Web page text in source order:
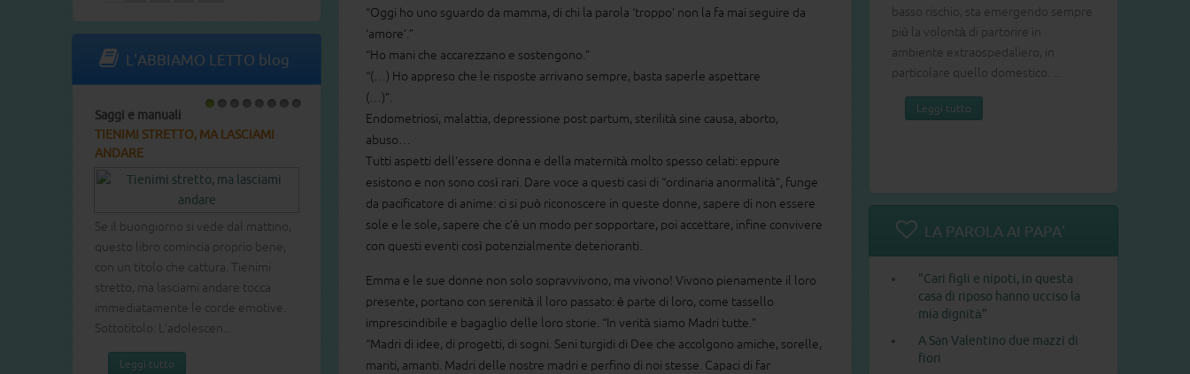
“Oggi ho uno sguardo da mamma, di chi la parola ‘troppo’ non la fa mai seguire da
‘amore’.”
“Ho mani che accarezzano e sostengono.”
“(…) Ho appreso che le risposte arrivano sempre, basta saperle aspettare
(…)”.
Endometriosi, malattia, depressione post partum, sterilità sine causa, aborto,
abuso…
Tutti aspetti dell’essere donna e della maternità molto spesso celati: eppure
esistono e non sono così rari. Dare voce a questi casi di “ordinaria anormalità”, funge
da pacificatore di anime: ci si può riconoscere in queste donne, sapere di non essere
sole e le sole, sapere che c’è un modo per sopportare, poi accettare, infine convivere
con questi eventi così potenzialmente deterioranti.
Emma e le sue donne non solo sopravvivono, ma vivono! Vivono pienamente il loro
presente, portano con serenità il loro passato: è parte di loro, come tassello
imprescindibile e bagaglio delle loro storie. “In verità siamo Madri tutte.”
“Madri di idee, di progetti, di sogni. Seni turgidi di Dee che accolgono amiche, sorelle,
mariti, amanti. Madri delle nostre madri e perfino di noi stesse. Capaci di far
L'ABBIAMO LETTO blog
Saggi e manuali
TIENIMI STRETTO, MA LASCIAMI
ANDARE
Se il buongiorno si vede dal mattino,
questo libro comincia proprio bene,
con un titolo che cattura. Tienimi
stretto, ma lasciami andare tocca
immediatamente le corde emotive.
Sottotitolo: L’adolescen...
Leggi tutto
Libri per bambini e ragazzi
LA MIA MAMMA E IL DRAGO
Come si può spiegare a un bambino
che la mamma, la sua mamma, ha una
malattia cattiva cattiva contro cui
combattere? Un tumore al seno.
Leggi tutto
basso rischio, sta emergendo sempre
più la volontà di partorire in
ambiente extraospedaliero, in
particolare quello domestico. ...
Leggi tutto
LA PAROLA AI PAPA'
"Cari figli e nipoti, in questa
casa di riposo hanno ucciso la
mia dignità"
A San Valentino due mazzi di
fiori